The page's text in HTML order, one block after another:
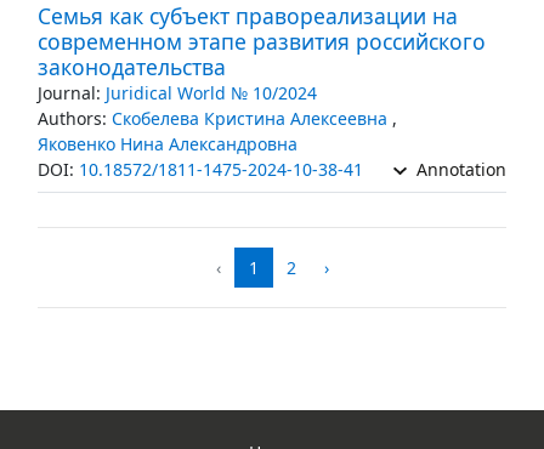
Семья как субъект правореализации на
современном этапе развития российского
законодательства
Journal: Juridical World № 10/2024
Authors: Скобелева Кристина Алексеевна ,
Яковенко Нина Александровна
DOI: 10.18572/1811-1475-2024-10-38-41 Annotation
‹ 1 2 ›